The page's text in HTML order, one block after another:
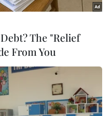
The "Relief
From You